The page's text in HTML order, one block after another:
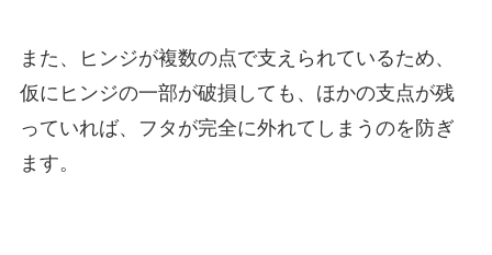
また、ヒンジが複数の点で支えられているため、
仮にヒンジの一部が破損しても、ほかの支点が残
っていれば、フタが完全に外れてしまうのを防ぎ
ます。